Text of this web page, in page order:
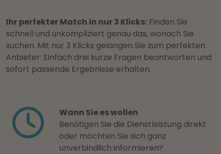
Ihr perfekter Match in nur 3 Klicks: Finden Sie
schnell und unkompliziert genau das, wonach Sie
suchen. Mit nur 3 Klicks gelangen Sie zum perfekten
Anbieter: Einfach drei kurze Fragen beantworten und
sofort passende Ergebnisse erhalten.
Wann Sie es wollen
Benötigen Sie die Dienstleistung direkt
oder möchten Sie sich ganz
unverbindlich informieren?